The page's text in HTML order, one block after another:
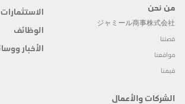
من نحن
ジャミール商事株式会社
قصتنا
مواقعنا
قيمنا
الاستثمارات
الوظائف
الأخبار
الشركات والأعمال